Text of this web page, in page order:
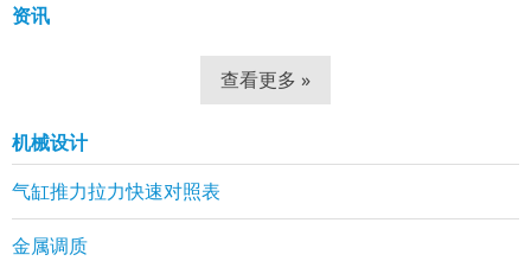
资讯
查看更多 »
机械设计
气缸推力拉力快速对照表
金属调质